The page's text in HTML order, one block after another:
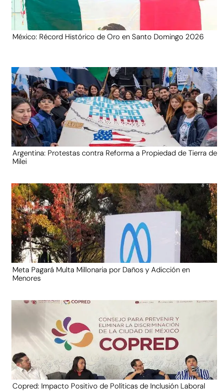
México: Récord Histórico de Oro en Santo Domingo 2026
Argentina: Protestas contra Reforma a Propiedad de Tierra de
Milei
Meta Pagará Multa Millonaria por Daños y Adicción en
Menores
Copred: Impacto Positivo de Políticas de Inclusión Laboral